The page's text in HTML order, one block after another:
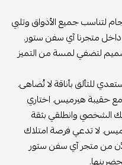
لتناسب جميع الأذواق وتلبي
متجرنا آي سفن ستور.
لتضفي لمسة من التميز
للتألق بأناقة لا تُضاهى.
مع حقيبة هيرميس. اختاري
الشخصي وانطلقي بثقة
لا تدعي فرصة امتلاك
من متجر آي سفن ستور